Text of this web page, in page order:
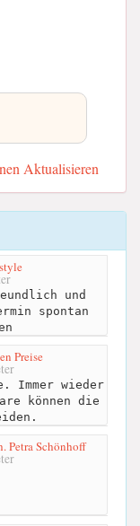
Aktualisieren
und
spontan
Preise
Immer wieder
können die
Petra Schönhoff